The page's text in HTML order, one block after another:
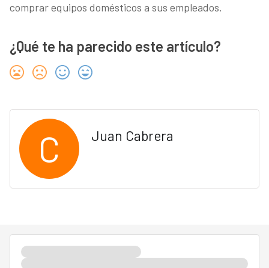
comprar equipos domésticos a sus empleados.
¿Qué te ha parecido este artículo?
C Juan Cabrera